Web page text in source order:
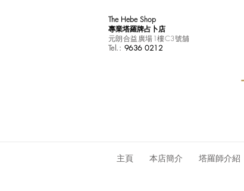
The Hebe Shop
專業塔羅牌占卜店
元朗合益廣場1樓C3號舖
Tel.: 9636 0212
主頁 本店簡介 塔羅師介紹